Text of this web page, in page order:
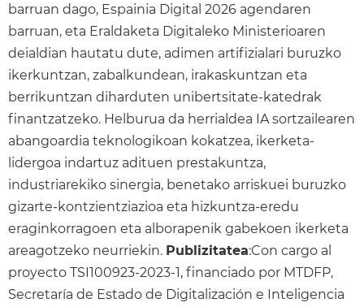
barruan dago, Espainia Digital 2026 agendaren
barruan, eta Eraldaketa Digitaleko Ministerioaren
deialdian hautatu dute, adimen artifizialari buruzko
ikerkuntzan, zabalkundean, irakaskuntzan eta
berrikuntzan diharduten unibertsitate-katedrak
finantzatzeko. Helburua da herrialdea IA sortzailearen
abangoardia teknologikoan kokatzea, ikerketa-
lidergoa indartuz adituen prestakuntza,
industriarekiko sinergia, benetako arriskuei buruzko
gizarte-kontzientziazioa eta hizkuntza-eredu
eraginkorragoen eta alborapenik gabekoen ikerketa
areagotzeko neurriekin. Publizitatea:Con cargo al
proyecto TSI100923-2023-1, financiado por MTDFP,
Secretaría de Estado de Digitalización e Inteligencia